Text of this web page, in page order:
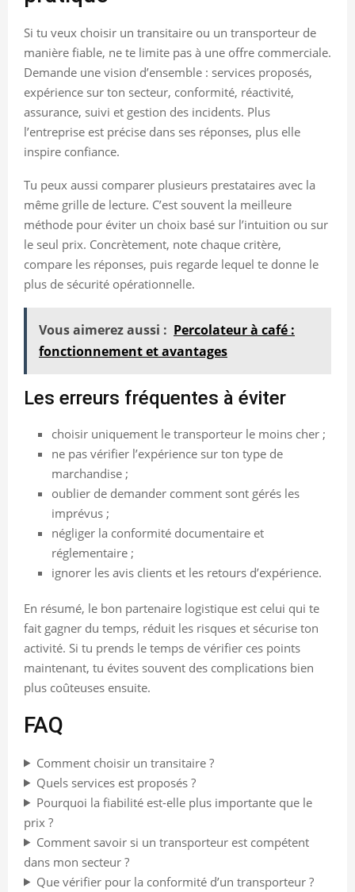
Si tu veux choisir un transitaire ou un transporteur de
manière fiable, ne te limite pas à une offre commerciale.
Demande une vision d’ensemble : services proposés,
expérience sur ton secteur, conformité, réactivité,
assurance, suivi et gestion des incidents. Plus
l’entreprise est précise dans ses réponses, plus elle
inspire confiance.
Tu peux aussi comparer plusieurs prestataires avec la
même grille de lecture. C’est souvent la meilleure
méthode pour éviter un choix basé sur l’intuition ou sur
le seul prix. Concrètement, note chaque critère,
compare les réponses, puis regarde lequel te donne le
plus de sécurité opérationnelle.
Vous aimerez aussi : Percolateur à café :
fonctionnement et avantages
Les erreurs fréquentes à éviter
choisir uniquement le transporteur le moins cher ;
ne pas vérifier l’expérience sur ton type de
marchandise ;
oublier de demander comment sont gérés les
imprévus ;
négliger la conformité documentaire et
réglementaire ;
ignorer les avis clients et les retours d’expérience.
En résumé, le bon partenaire logistique est celui qui te
fait gagner du temps, réduit les risques et sécurise ton
activité. Si tu prends le temps de vérifier ces points
maintenant, tu évites souvent des complications bien
plus coûteuses ensuite.
FAQ
Comment choisir un transitaire ?
Quels services est proposés ?
Pourquoi la fiabilité est-elle plus importante que le
prix ?
Comment savoir si un transporteur est compétent
dans mon secteur ?
Que vérifier pour la conformité d’un transporteur ?